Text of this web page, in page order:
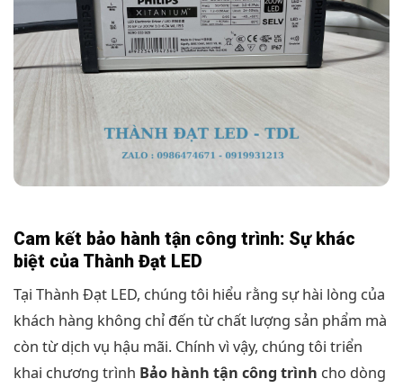
Cam kết bảo hành tận công trình: Sự khác
biệt của Thành Đạt LED
Tại Thành Đạt LED, chúng tôi hiểu rằng sự hài lòng của
khách hàng không chỉ đến từ chất lượng sản phẩm mà
còn từ dịch vụ hậu mãi. Chính vì vậy, chúng tôi triển
khai chương trình Bảo hành tận công trình cho dòng